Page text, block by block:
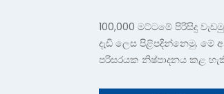
100,000 මට්ටමේ පිරිසිදු
දැඩි ලෙස පිළිපදින්නෙමු. මේ
පරිසරයක නිෂ්පාදනය කළ